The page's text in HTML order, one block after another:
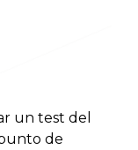
un test del
de